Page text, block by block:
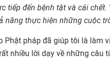
tiếp đến bệnh tật và cái
năng thực hiện những cuộc
Phật pháp đã giúp tôi là làm
nhiều lời dạy về những